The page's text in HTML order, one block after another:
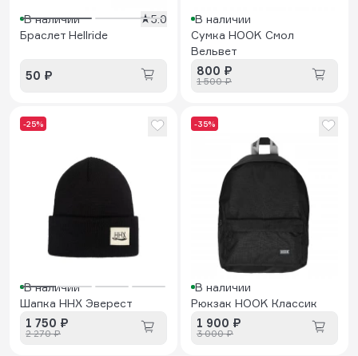
В наличии
5.0
Браслет Hellride
50 ₽
В наличии
Сумка HOOK Смол
Вельвет
800 ₽
1 500 ₽
-25%
В наличии
Шапка HHX Эверест
1 750 ₽
2 270 ₽
-35%
В наличии
Рюкзак HOOK Классик
1 900 ₽
3 000 ₽